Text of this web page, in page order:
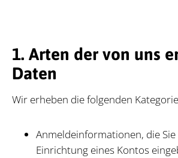
1. Arten der von uns
Daten
Wir er­he­ben die fol­gen­den
Anmeldeinformationen, die
Einrichtung eines Kontos